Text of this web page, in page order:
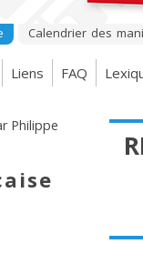
Calendrier des
Liens FAQ
Philippe